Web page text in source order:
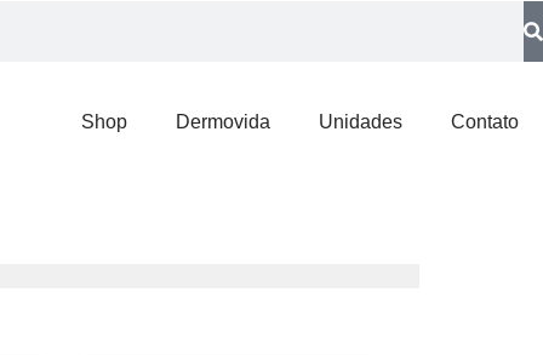
Shop Dermovida Unidades Contato